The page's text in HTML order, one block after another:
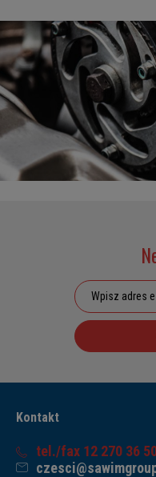
Kontakt
tel./fax 12 270 36